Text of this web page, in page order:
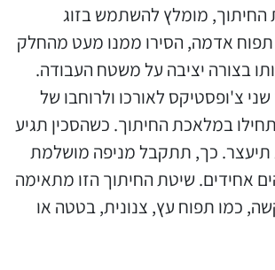
מומלץ להשתמש בזוג
אדמה, הסירו ממנו מעט מהחלק
בצורה יציבה על משטח העבודה.
צ'ופסטיקס לאורכו ולרוחבו של
במלאכת החיתוך. כשהסכין תגיע
תיעצר. כך, תתקבל מניפה מושלמת
אחידים. שיטת החיתוך הזו מתאימה
כמו תפוח עץ, צנונית, בטטה או